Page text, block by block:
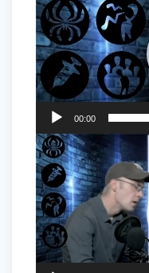
00:00
Videospeler